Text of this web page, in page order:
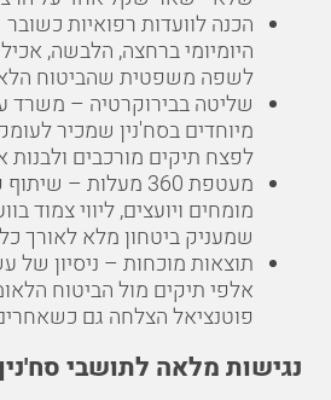
הכנה לוועדות רפואיות
היומיומי ברחצה, הלבשה,
לשפה משפטית שהביטוח
שליטה בבירוקרטיה – משרד
מיוחדים בסח'נין שמכיר
לפצח תיקים מורכבים
מעטפת 360 מעלות –
מומחים ויועצים, ליווי צמוד
שמעניק ביטחון מלא לאורך
תוצאות מוכחות – ניסיון
אלפי תיקים מול הביטוח
פוטנציאל הצלחה גם
נגישות מלאה לתושבי